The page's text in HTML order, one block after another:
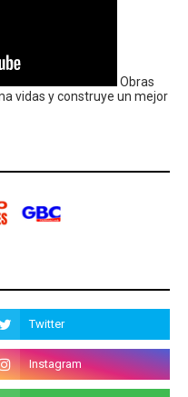
Obras
vidas y construye un mejor